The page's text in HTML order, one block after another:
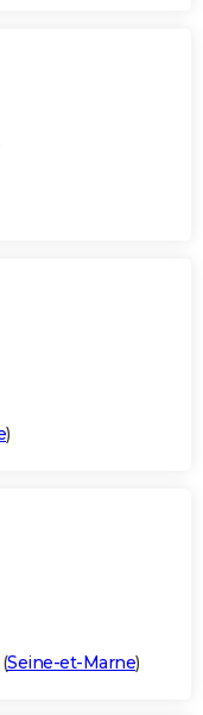
)
(Seine-et-Marne)